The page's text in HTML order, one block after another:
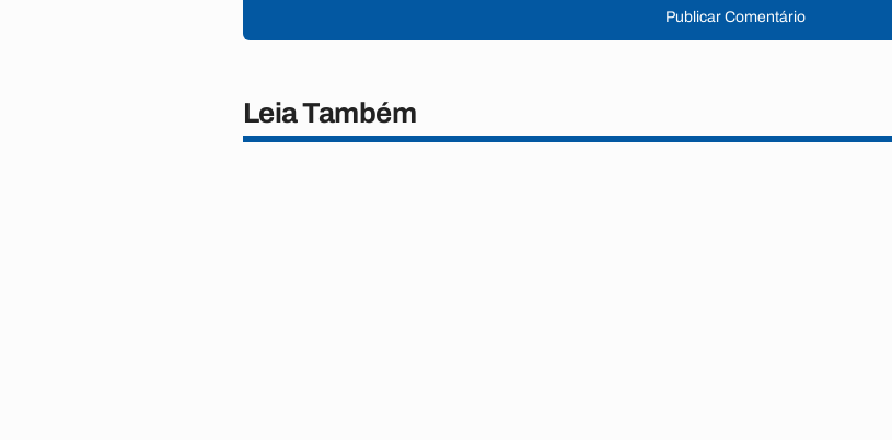
Publicar Comentário
Leia Também